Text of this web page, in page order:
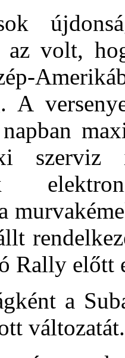
az volt,
A
Rally előtt
a
változatát.